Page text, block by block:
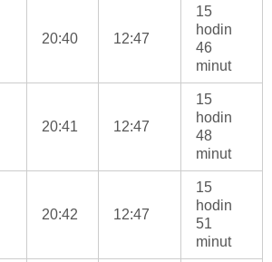
20:40 12:47
15
hodin
46
minut
20:41 12:47
15
hodin
48
minut
20:42 12:47
15
hodin
51
minut